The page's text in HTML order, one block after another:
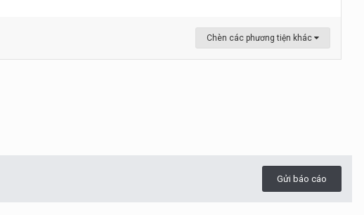
Chèn các phương tiện khác
Gửi báo cáo